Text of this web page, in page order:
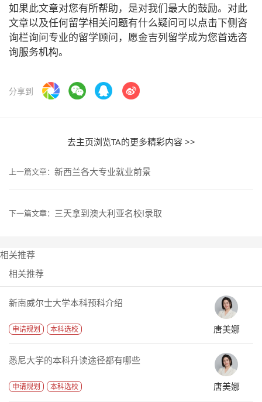
如果此文章对您有所帮助，是对我们最大的鼓励。对此
文章以及任何留学相关问题有什么疑问可以点击下侧咨
询栏询问专业的留学顾问，愿金吉列留学成为您首选咨
询服务机构。
分享到
去主页浏览TA的更多精彩内容 >>
上一篇文章： 新西兰各大专业就业前景
下一篇文章： 三天拿到澳大利亚名校l录取
相关推荐
相关推荐
新南威尔士大学本科预科介绍
申请规划 本科选校 唐美娜
悉尼大学的本科升读途径都有哪些
申请规划 本科选校 唐美娜